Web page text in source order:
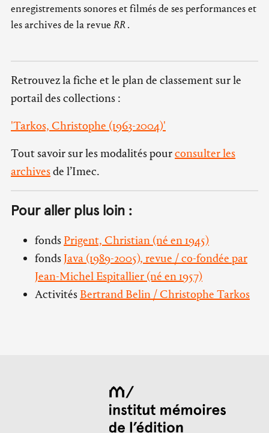
enregistrements sonores et filmés de ses performances et
les archives de la revue RR.
Retrouvez la fiche et le plan de classement sur le
portail des collections :
'Tarkos, Christophe (1963-2004)'
Tout savoir sur les modalités pourconsulter les
archivesde l’Imec.
Pour aller plus loin :
fonds Prigent, Christian (né en 1945)
fondsJava (1989-2005), revue / co-fondée par
Jean-Michel Espitallier (né en 1957)
Activités Bertrand Belin / Christophe Tarkos